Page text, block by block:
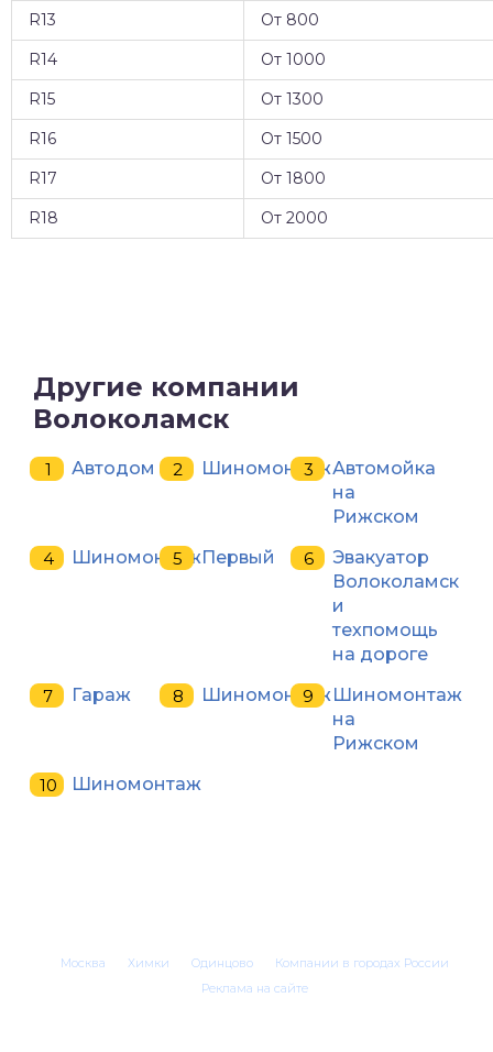
R13
От 800
R14
От 1000
R15
От 1300
R16
От 1500
R17
От 1800
R18
От 2000
Другие компании
Волоколамск
Автодом ШиномонтажАвтомойка
на
Рижском
ШиномонтажПервый
Эвакуатор
Волоколамск
и
техпомощь
на дороге
Гараж
ШиномонтажШиномонтаж
на
Рижском
Шиномонтаж
Москва Химки Одинцово
Компании в городах России
Реклама на сайте